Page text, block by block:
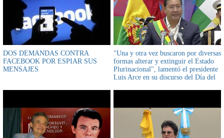
DOS DEMANDAS CONTRA
FACEBOOK POR ESPIAR SUS
MENSAJES
"Una y otra vez buscaron por diversas
formas alterar y extinguir el Estado
Plurinacional", lamentó el presidente
Luis Arce en su discurso del Día del